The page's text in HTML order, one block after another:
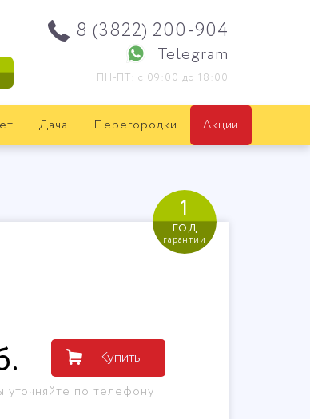
8 (3822) 200-904
Telegram
ПН-ПТ: с 09:00 до 18:00
Дача Перегородки
Акции
1
год
гарантии
. Купить
уточняйте по телефону